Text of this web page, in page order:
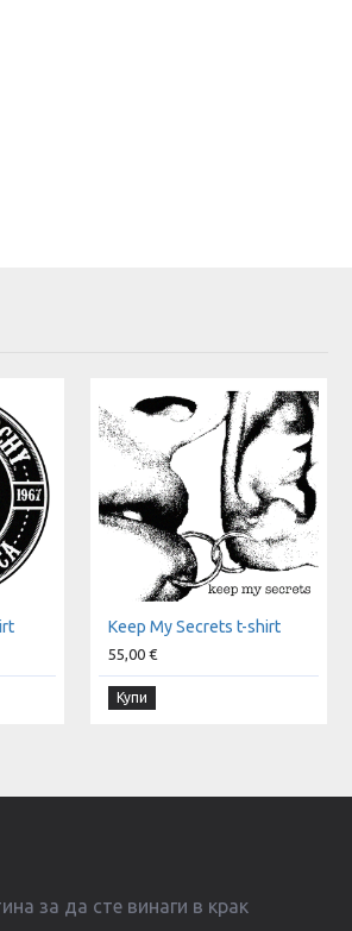
Keep My Secrets t-shirt
55,00 €
Купи
за да сте винаги в крак